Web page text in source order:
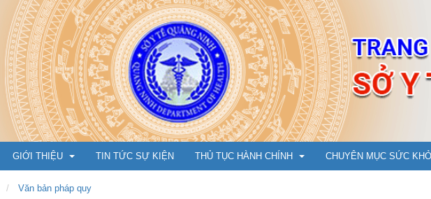
GIỚI THIỆU TIN TỨC SỰ KIỆN THỦ TỤC HÀNH CHÍNH CHUYÊN MỤC SỨC
Văn bản pháp quy